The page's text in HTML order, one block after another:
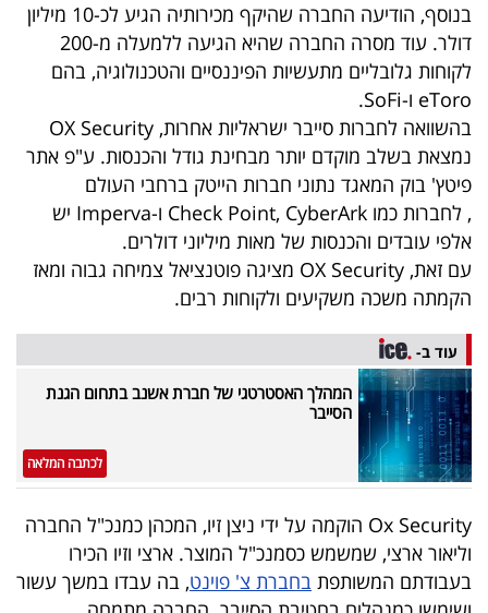
פודקאסט
40
UNDER
40
שיתופי
פעולה
דרושים
ניוזלטרים
אדום
בנוסף, הודיעה החברה שהיקף מכירותיה הגיע לכ-10 מיליון
דולר. עוד מסרה החברה שהיא הגיעה ללמעלה מ-200
לקוחות גלובליים מתעשיות הפיננסיים והטכנולוגיה, בהם
eToro ו-SoFi.
בהשוואה לחברות סייבר ישראליות אחרות, OX Security
נמצאת בשלב מוקדם יותר מבחינת גודל והכנסות. ע"פ אתר
פיטץ' בוק המאגד נתוני חברות הייטק ברחבי העולם
, לחברות כמו Check Point, CyberArk ו-Imperva יש
אלפי עובדים והכנסות של מאות מיליוני דולרים.
עם זאת, OX Security מציגה פוטנציאל צמיחה גבוה ומאז
הקמתה משכה משקיעים ולקוחות רבים.
עוד ב-
המהלך האסטרטגי של חברת אשנב בתחום הגנת
הסייבר
לכתבה המלאה
Ox Security הוקמה על ידי ניצן זיו, המכהן כמנכ"ל החברה
וליאור ארצי, שמשמש כסמנכ"ל המוצר. ארצי וזיו הכירו
בעבודתם המשותפת בחברת צ' פוינט, בה עבדו במשך עשור